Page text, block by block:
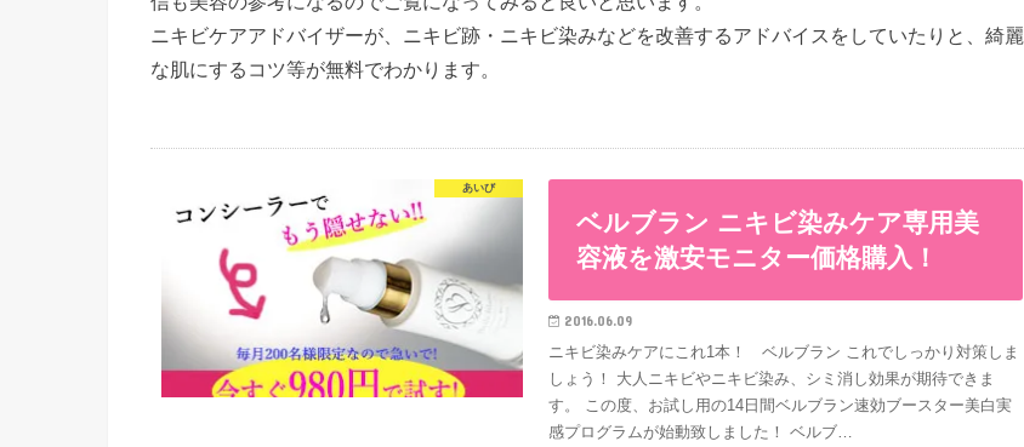
ニキビケアアドバイザーが、ニキビ跡・ニキビ染みなどを改善するアドバイスをしていたりと、綺麗
な肌にするコツ等が無料でわかります。
あいび
ベルブラン ニキビ染みケア専用美
容液を激安モニター価格購入！
2016.06.09
ニキビ染みケアにこれ1本！ ベルブラン これでしっかり対策しま
しょう！ 大人ニキビやニキビ染み、シミ消し効果が期待できま
す。 この度、お試し用の14日間ベルブラン速効ブースター美白実
感プログラムが始動致しました！ ベルブ…